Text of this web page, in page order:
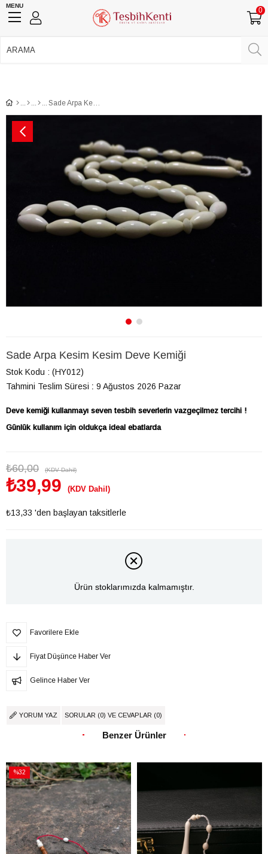
MENU
0
Sade Arpa Kesim Kesim Deve Kemiği
Sade Arpa Kesim Kesim Deve Kemiği
Stok Kodu
(HY012)
Tahmini Teslim Süresi : 9 Ağustos 2026 Pazar
Deve kemiği kullanmayı seven tesbih severlerin vazgeçilmez tercihi !
Günlük kullanım için oldukça ideal ebatlarda
₺60,00 (KDV Dahil)
₺39,99 (KDV Dahil)
₺13,33 'den başlayan taksitlerle
Ürün stoklarımızda kalmamıştır.
Favorilere Ekle
Fiyat Düşünce Haber Ver
Gelince Haber Ver
YORUM YAZ SORULAR (0) VE CEVAPLAR (0)
Benzer Ürünler
%32
İndirim
%32İndirim